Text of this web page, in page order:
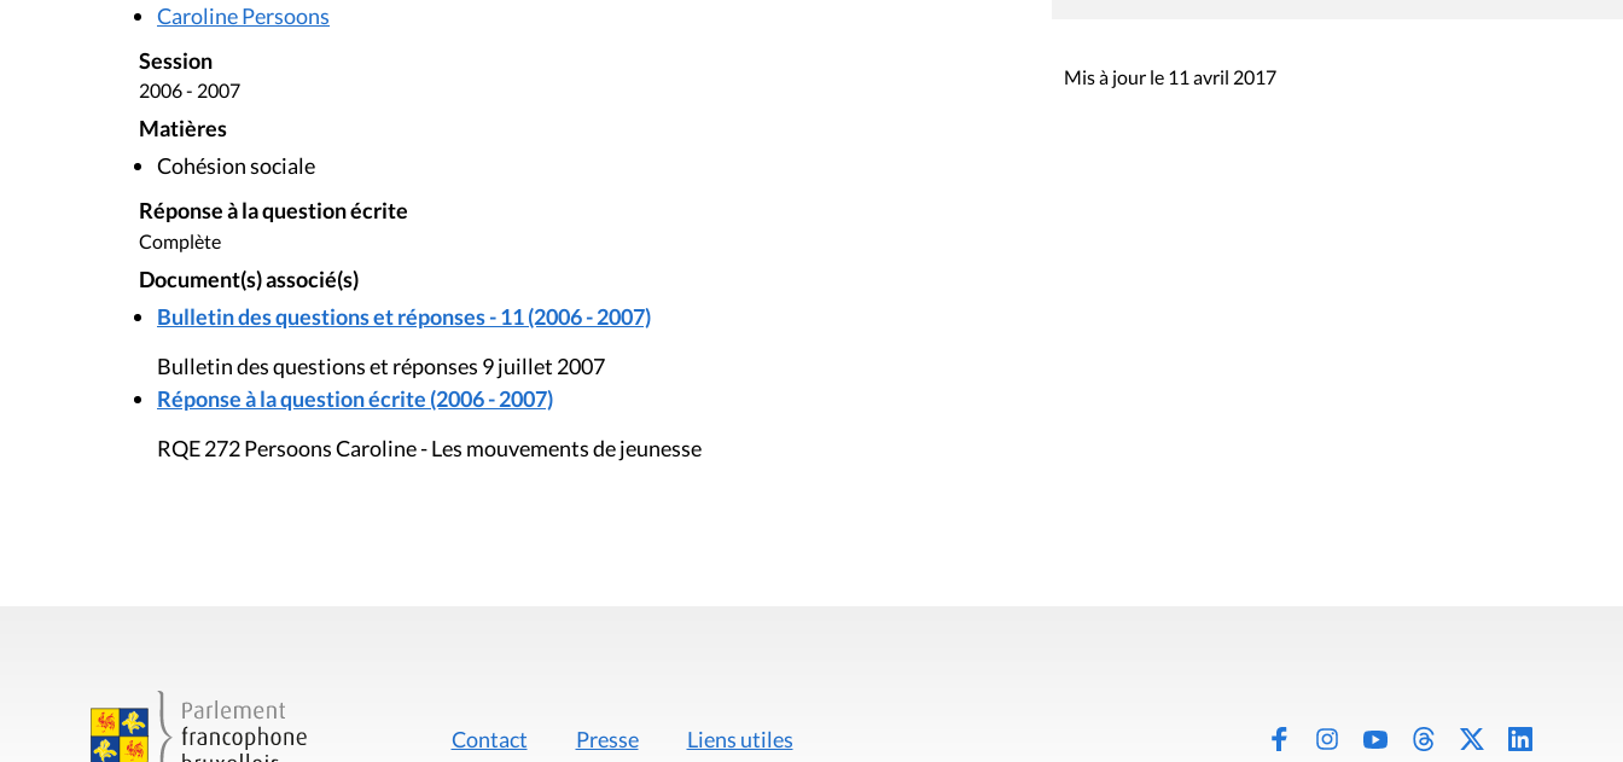
Caroline Persoons
Session
2006 - 2007
Matières
Cohésion sociale
Réponse à la question écrite
Complète
Document(s) associé(s)
Bulletin des questions et réponses - 11 (2006 - 2007)
Bulletin des questions et réponses 9 juillet 2007
Réponse à la question écrite (2006 - 2007)
RQE 272 Persoons Caroline - Les mouvements de jeunesse
Mis à jour le 11 avril 2017
Contact Presse Liens utiles